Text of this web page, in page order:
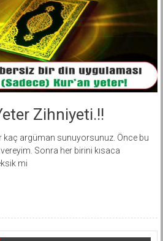
Zihniyeti.!!
kaç argüman sunuyorsunuz. Önce bu
Sonra her birini kısaca
mi